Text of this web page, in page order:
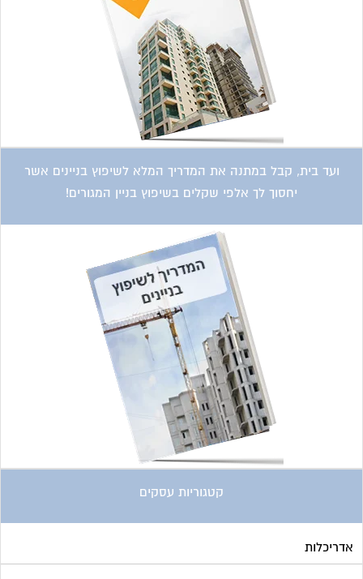
ועד בית, קבל במתנה את המדריך המלא לשיפוץ בניינים אשר
יחסוך לך אלפי שקלים בשיפוץ בניין המגורים!
קטגוריות עסקים
אדריכלות